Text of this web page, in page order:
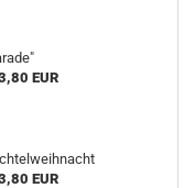
EUR
EUR